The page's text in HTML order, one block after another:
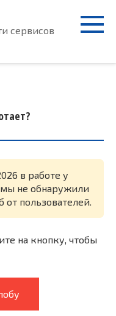
сервисов
в работе у
не обнаружили
пользователей.
на кнопку, чтобы